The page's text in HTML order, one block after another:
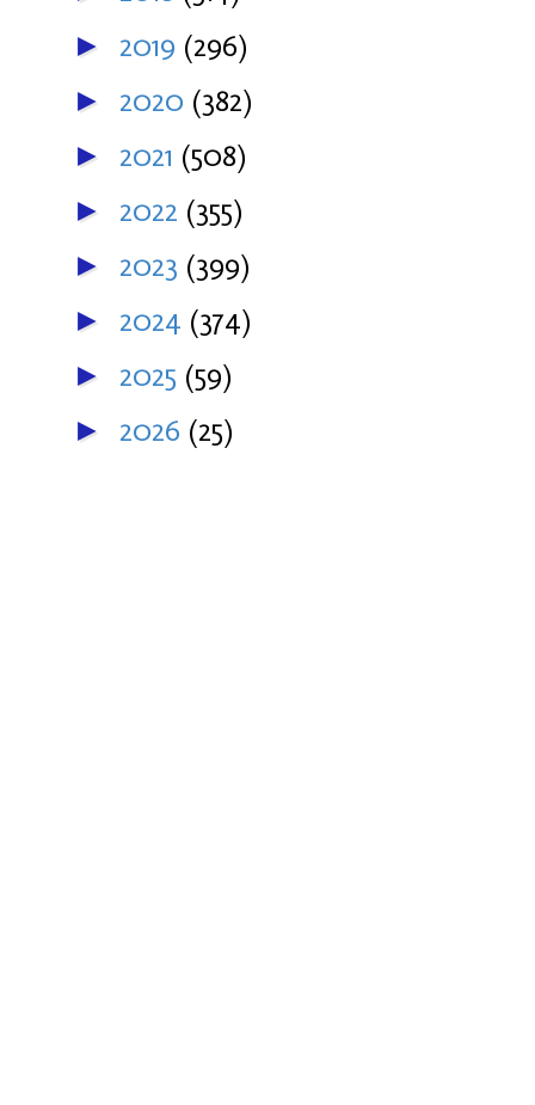
► 2019 (296)
► 2020 (382)
► 2021 (508)
► 2022 (355)
► 2023 (399)
► 2024 (374)
► 2025 (59)
► 2026 (25)